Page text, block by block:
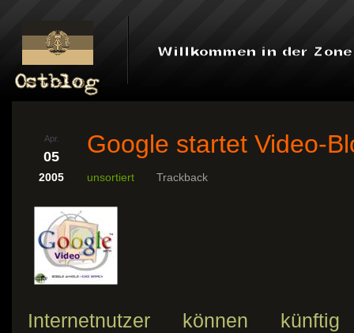
Apr.
05
2005
Google startet Video-
unsortiert Trackback
Internetnutzer können